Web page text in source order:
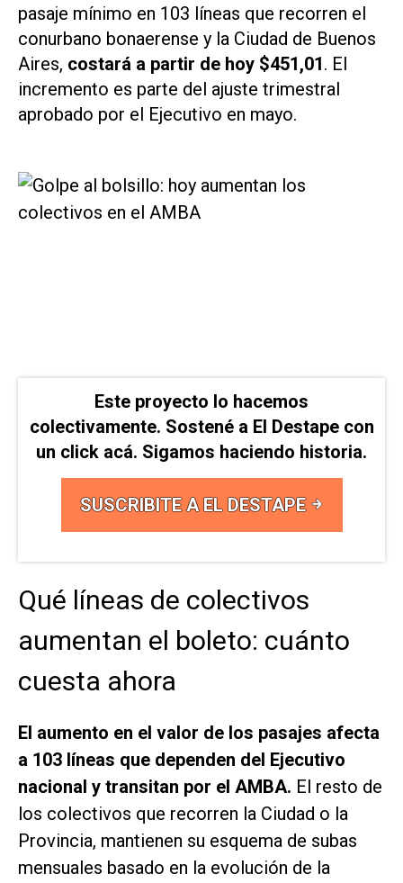
pasaje mínimo en 103 líneas que recorren el
conurbano bonaerense y la Ciudad de Buenos
Aires, costará a partir de hoy $451,01. El
incremento es parte del ajuste trimestral
aprobado por el Ejecutivo en mayo.
Este proyecto lo hacemos
colectivamente. Sostené a El Destape con
un click acá. Sigamos haciendo historia.
SUSCRIBITE A EL DESTAPE
Qué líneas de colectivos
aumentan el boleto: cuánto
cuesta ahora
El aumento en el valor de los pasajes afecta
a 103 líneas que dependen del Ejecutivo
nacional y transitan por el AMBA. El resto de
los colectivos que recorren la Ciudad o la
Provincia, mantienen su esquema de subas
mensuales basado en la evolución de la